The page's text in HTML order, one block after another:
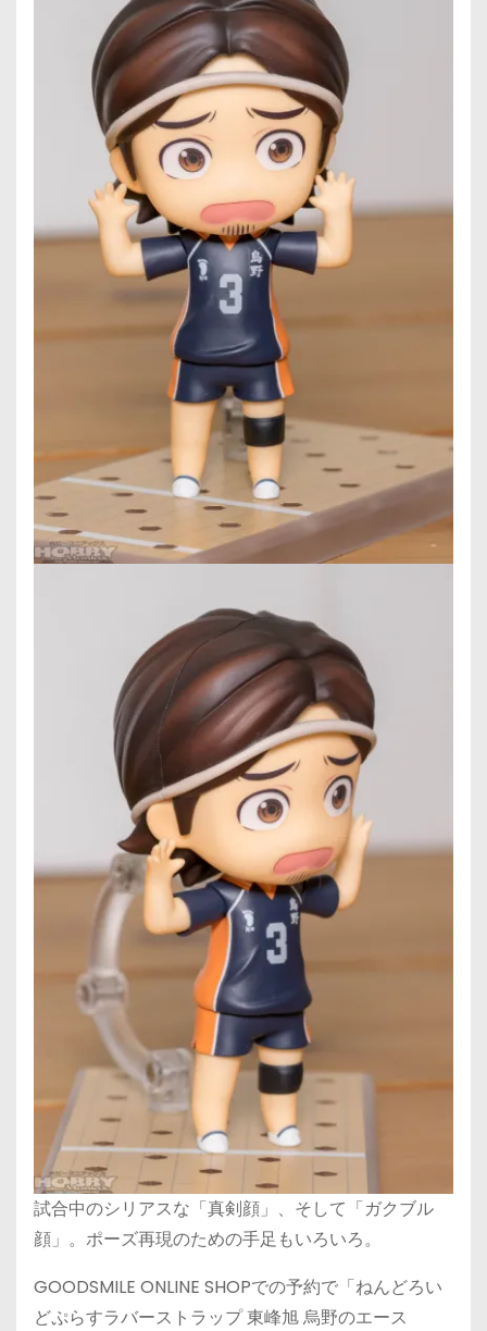
試合中のシリアスな「真剣顔」、そして「ガクブル
顔」。ポーズ再現のための手足もいろいろ。
GOODSMILE ONLINE SHOPでの予約で「ねんどろい
どぷらすラバーストラップ 東峰旭 烏野のエース